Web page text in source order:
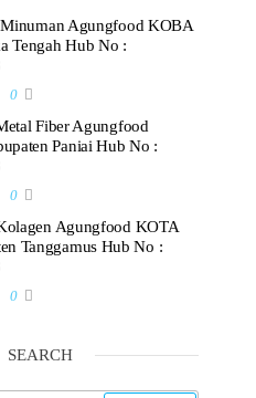
Minuman Agungfood KOBA
Tengah Hub No :
0
Fiber Agungfood
Paniai Hub No :
0
Agungfood KOTA
Tanggamus Hub No :
0
SEARCH